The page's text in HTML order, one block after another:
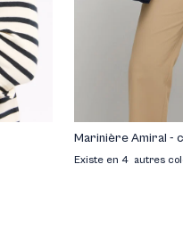
Marinière Amiral -
Existe en 4 autres